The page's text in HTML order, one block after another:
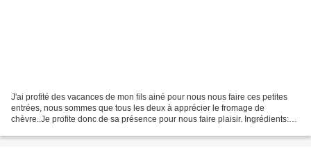
J'ai profité des vacances de mon fils ainé pour nous nous faire ces petites
entrées, nous sommes que tous les deux à apprécier le fromage de
chèvre..Je profite donc de sa présence pour nous faire plaisir. Ingrédients: